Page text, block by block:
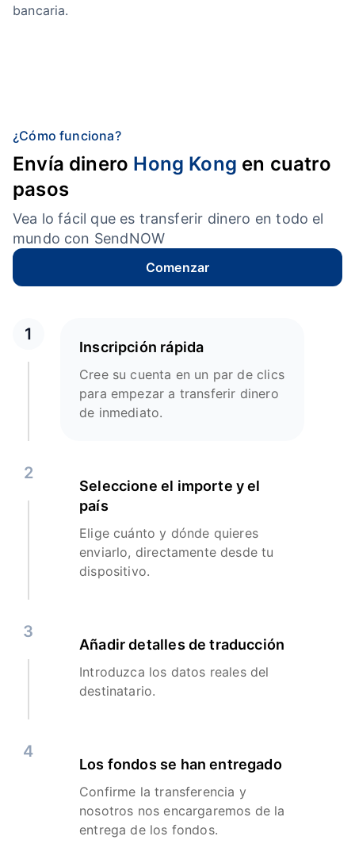
bancaria.
¿Cómo funciona?
Envía dinero Hong Kong en cuatro
pasos
Vea lo fácil que es transferir dinero en todo el
mundo con SendNOW
Comenzar
1
Inscripción rápida
Cree su cuenta en un par de clics
para empezar a transferir dinero
de inmediato.
2
Seleccione el importe y el
país
Elige cuánto y dónde quieres
enviarlo, directamente desde tu
dispositivo.
3
Añadir detalles de traducción
Introduzca los datos reales del
destinatario.
4
Los fondos se han entregado
Confirme la transferencia y
nosotros nos encargaremos de la
entrega de los fondos.